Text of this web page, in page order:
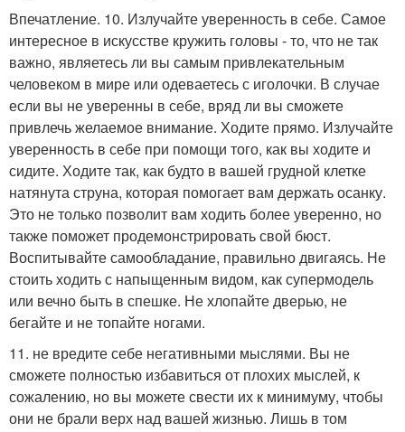
Впечатление. 10. Излучайте уверенность в себе. Самое
интересное в искусстве кружить головы - то, что не так
важно, являетесь ли вы самым привлекательным
человеком в мире или одеваетесь с иголочки. В случае
если вы не уверенны в себе, вряд ли вы сможете
привлечь желаемое внимание. Ходите прямо. Излучайте
уверенность в себе при помощи того, как вы ходите и
сидите. Ходите так, как будто в вашей грудной клетке
натянута струна, которая помогает вам держать осанку.
Это не только позволит вам ходить более уверенно, но
также поможет продемонстрировать свой бюст.
Воспитывайте самообладание, правильно двигаясь. Не
стоить ходить с напыщенным видом, как супермодель
или вечно быть в спешке. Не хлопайте дверью, не
бегайте и не топайте ногами.
11. не вредите себе негативными мыслями. Вы не
сможете полностью избавиться от плохих мыслей, к
сожалению, но вы можете свести их к минимуму, чтобы
они не брали верх над вашей жизнью. Лишь в том